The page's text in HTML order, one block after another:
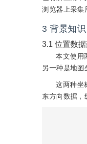
浏览器上采集
3 背景知识
3.1 位置数
本文使用
另一种是地图
这两种坐
东方向数据，